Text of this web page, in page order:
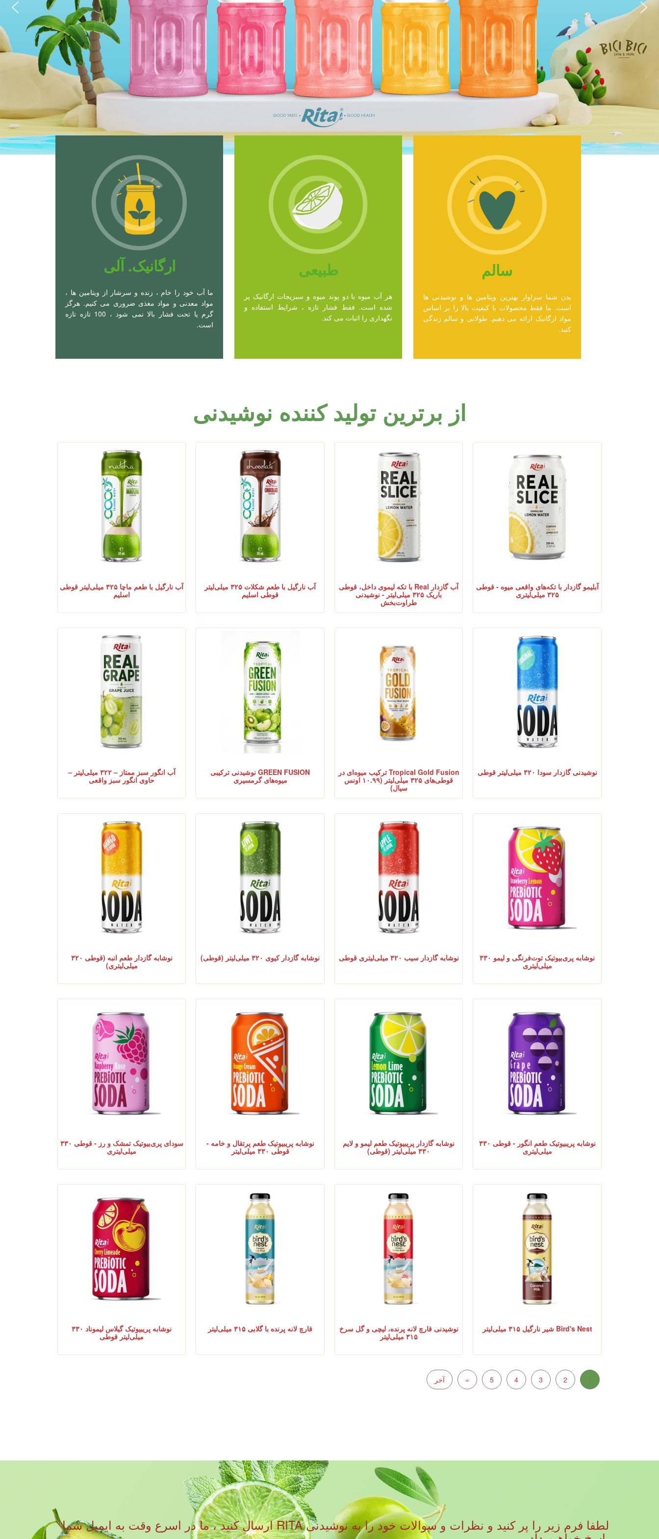
ارگانیک. آلی
ما آب خود را خام ، زنده و سرشار از ویتامین ها ،
مواد معدنی و مواد مغذی ضروری می کنیم. هرگز
گرم یا تحت فشار بالا نمی شود ، 100 تازه تازه
است.
طبیعی
هر آب میوه با دو پوند میوه و سبزیجات ارگانیک پر
شده است. فقط فشار تازه ، شرایط استفاده و
نگهداری را اثبات می کند.
سالم
بدن شما سزاوار بهترین ویتامین ها و نوشیدنی ها
است. ما فقط محصولات با کیفیت بالا را بر اساس
مواد ارگانیک ارائه می دهیم. طولانی و سالم زندگی
کنید.
از برترین تولید کننده نوشیدنی
آب نارگیل با طعم ماچا ۳۲۵ میلی‌لیتر قوطی
اسلیم
آب نارگیل با طعم شکلات ۳۲۵ میلی‌لیتر
قوطی اسلیم
آب گازدار Real با تکه لیموی داخل، قوطی
باریک ۳۲۵ میلی‌لیتر - نوشیدنی
طراوت‌بخش
آبلیمو گازدار با تکه‌های واقعی میوه - قوطی
۳۲۵ میلی‌لیتری
آب انگور سبز ممتاز – ۳۲۲ میلی‌لیتر –
حاوی انگور سبز واقعی
GREEN FUSION نوشیدنی ترکیبی
میوه‌های گرمسیری
Tropical Gold Fusion ترکیب میوه‌ای در
قوطی‌های ۳۲۵ میلی‌لیتر (۱۰.۹۹ اونس
سیال)
نوشیدنی گازدار سودا ۳۲۰ میلی‌لیتر قوطی
نوشابه گازدار طعم انبه (قوطی ۳۲۰
میلی‌لیتری)
نوشابه گازدار کیوی ۳۲۰ میلی‌لیتر (قوطی) نوشابه گازدار سیب ۳۲۰ میلی‌لیتری قوطی
نوشابه پری‌بیوتیک توت‌فرنگی و لیمو ۳۳۰
میلی‌لیتری
سودای پری‌بیوتیک تمشک و رز - قوطی ۳۳۰
میلی‌لیتری
نوشابه پریبیوتیک طعم پرتقال و خامه -
قوطی ۳۳۰ میلی‌لیتر
نوشابه گازدار پریبیوتیک طعم لیمو و لایم
۳۳۰ میلی‌لیتر (قوطی)
نوشابه پریبیوتیک طعم انگور - قوطی ۳۳۰
میلی‌لیتری
نوشابه پریبیوتیک گیلاس لیموناد ۳۳۰
میلی‌لیتر قوطی
قارچ لانه پرنده با گلابی ۳۱۵ میلی‌لیتر
نوشیدنی قارچ لانه پرنده، لیچی و گل سرخ
۳۱۵ میلی‌لیتر
Bird's Nest شیر نارگیل ۳۱۵ میلی‌لیتر
1
2
3
4
5
» آخر
لطفا فرم زیر را پر کنید و نظرات و سوالات خود را به نوشیدنی RITA ارسال کنید ، ما در اسرع وقت به ایمیل شما